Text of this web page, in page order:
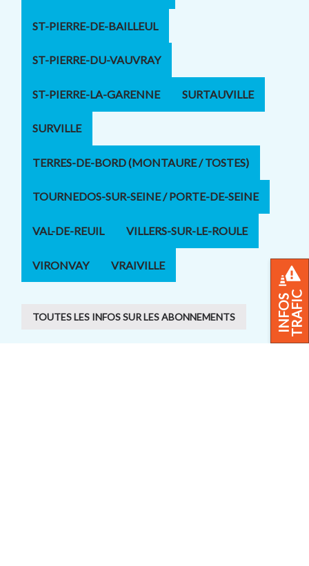
INFOSTRAFIC
ST-PIERRE-DE-BAILLEUL
ST-PIERRE-DU-VAUVRAY
ST-PIERRE-LA-GARENNE SURTAUVILLE
SURVILLE
TERRES-DE-BORD (MONTAURE / TOSTES)
TOURNEDOS-SUR-SEINE / PORTE-DE-SEINE
VAL-DE-REUIL VILLERS-SUR-LE-ROULE
VIRONVAY VRAIVILLE
TOUTES LES INFOS SUR LES ABONNEMENTS